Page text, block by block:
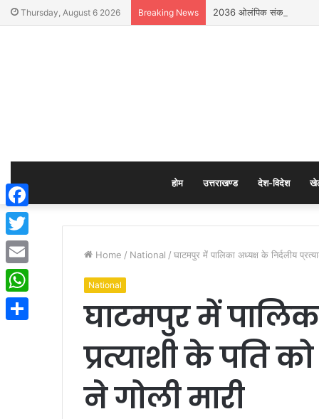
Thursday, August 6 2026 Breaking News 2036 ओलंपिक संकल्प कांवड़
होम उत्तराखण्ड देश-विदेश
Home / National / घाटमपुर में पालिका अध्यक्ष के निर्दलीय
National
घाटमपुर में
प्रत्याशी के पति
ने गोली मारी
Facebook
Twitter
Email
WhatsApp